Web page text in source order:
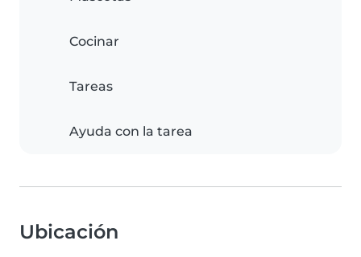
Cocinar
Tareas
Ayuda con la tarea
Ubicación